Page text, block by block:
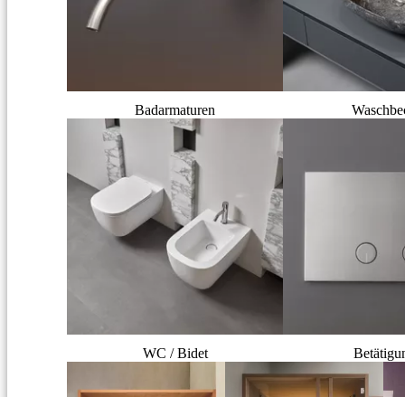
Badarmaturen
WC / Bidet